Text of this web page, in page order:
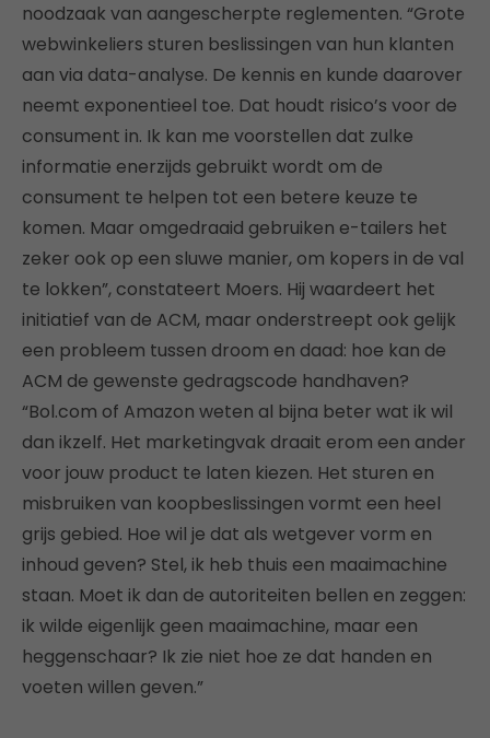
noodzaak van aangescherpte reglementen. “Grote
webwinkeliers sturen beslissingen van hun klanten
aan via data-analyse. De kennis en kunde daarover
neemt exponentieel toe. Dat houdt risico’s voor de
consument in. Ik kan me voorstellen dat zulke
informatie enerzijds gebruikt wordt om de
consument te helpen tot een betere keuze te
komen. Maar omgedraaid gebruiken e-tailers het
zeker ook op een sluwe manier, om kopers in de val
te lokken”, constateert Moers. Hij waardeert het
initiatief van de ACM, maar onderstreept ook gelijk
een probleem tussen droom en daad: hoe kan de
ACM de gewenste gedragscode handhaven?
“Bol.com of Amazon weten al bijna beter wat ik wil
dan ikzelf. Het marketingvak draait erom een ander
voor jouw product te laten kiezen. Het sturen en
misbruiken van koopbeslissingen vormt een heel
grijs gebied. Hoe wil je dat als wetgever vorm en
inhoud geven? Stel, ik heb thuis een maaimachine
staan. Moet ik dan de autoriteiten bellen en zeggen:
ik wilde eigenlijk geen maaimachine, maar een
heggenschaar? Ik zie niet hoe ze dat handen en
voeten willen geven.”